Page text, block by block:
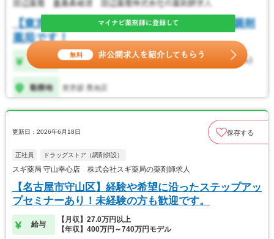
更新日：2026年6月18日 保存する
正社員 ドラッグストア（調剤併設）
スギ薬局 守山幸心店 株式会社スギ薬局の薬剤師求人
【名古屋市守山区】経験や希望に沿ったステップアッ
プセミナーあり！未経験の方も歓迎です。
給与
【月収】27.0万円以上
【年収】400万円～740万円モデル